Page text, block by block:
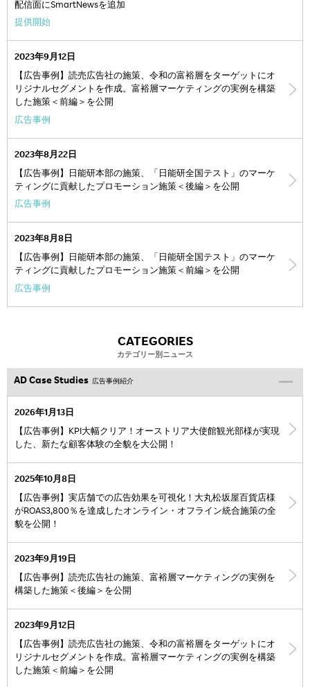
配信面にSmartNewsを追加
提供開始
2023年9月12日
【広告事例】読売広告社の施策、令和の富裕層をターゲットにオ
リジナルセグメントを作成。富裕層マーケティングの実例を構築
した施策＜前編＞を公開
広告事例
2023年8月22日
【広告事例】日能研本部の施策、「日能研全国テスト」のマーケ
ティングに貢献したプロモーション施策＜後編＞を公開
広告事例
2023年8月8日
【広告事例】日能研本部の施策、「日能研全国テスト」のマーケ
ティングに貢献したプロモーション施策＜前編＞を公開
広告事例
CATEGORIES
カテゴリー別ニュース
AD Case Studies 広告事例紹介
2026年1月13日
【広告事例】KPI大幅クリア！オーストリア大使館観光部様が実現
した、新たな顧客体験の全貌を大公開！
2025年10月8日
【広告事例】実店舗での広告効果を可視化！大丸松坂屋百貨店様
がROAS3,800％を達成したオンライン・オフライン統合施策の全
貌を公開！
2023年9月19日
【広告事例】読売広告社の施策、富裕層マーケティングの実例を
構築した施策＜後編＞を公開
2023年9月12日
【広告事例】読売広告社の施策、令和の富裕層をターゲットにオ
リジナルセグメントを作成。富裕層マーケティングの実例を構築
した施策＜前編＞を公開